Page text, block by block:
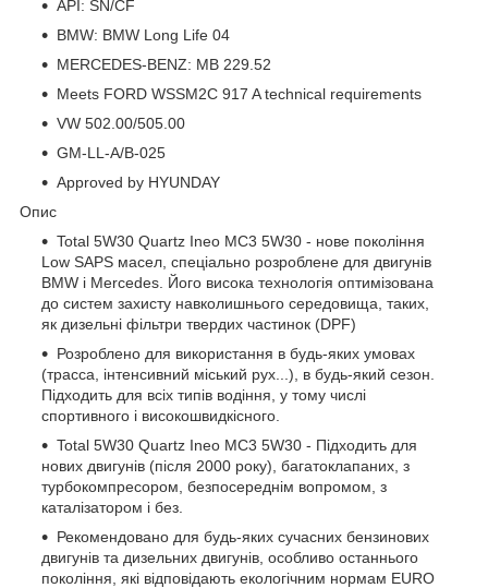
API: SN/CF
BMW: BMW Long Life 04
MERCEDES-BENZ: MB 229.52
Meets FORD WSSM2C 917 A technical requirements
VW 502.00/505.00
GM-LL-A/B-025
Approved by HYUNDAY
Опис
Total 5W30 Quartz Ineo MC3 5W30 - нове покоління
Low SAPS масел, спеціально розроблене для двигунів
BMW і Mercedes. Його висока технологія оптимізована
до систем захисту навколишнього середовища, таких,
як дизельні фільтри твердих частинок (DPF)
Розроблено для використання в будь-яких умовах
(трасса, інтенсивний міський рух...), в будь-який сезон.
Підходить для всіх типів водіння, у тому числі
спортивного і високошвидкісного.
Total 5W30 Quartz Ineo MC3 5W30 - Підходить для
нових двигунів (після 2000 року), багатоклапаних, з
турбокомпресором, безпосереднім вопромом, з
каталізатором і без.
Рекомендовано для будь-яких сучасних бензинових
двигунів та дизельних двигунів, особливо останнього
покоління, які відповідають екологічним нормам EURO